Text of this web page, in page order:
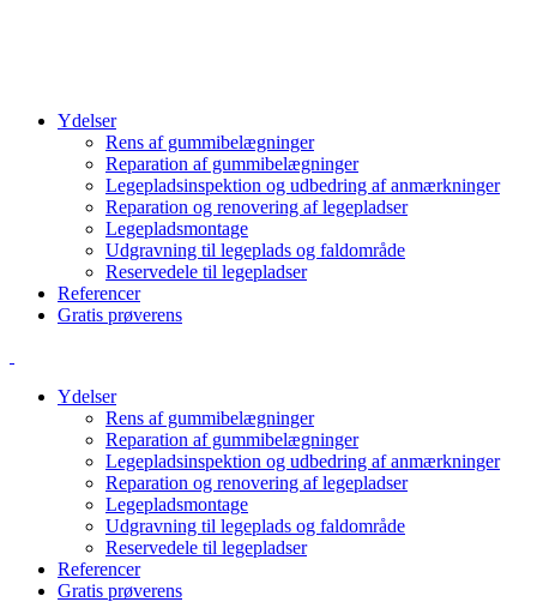
Ydelser
Rens af gummibelægninger
Reparation af gummibelægninger
Legepladsinspektion og udbedring af anmærkninger
Reparation og renovering af legepladser
Legepladsmontage
Udgravning til legeplads og faldområde
Reservedele til legepladser
Referencer
Gratis prøverens
Ydelser
Rens af gummibelægninger
Reparation af gummibelægninger
Legepladsinspektion og udbedring af anmærkninger
Reparation og renovering af legepladser
Legepladsmontage
Udgravning til legeplads og faldområde
Reservedele til legepladser
Referencer
Gratis prøverens